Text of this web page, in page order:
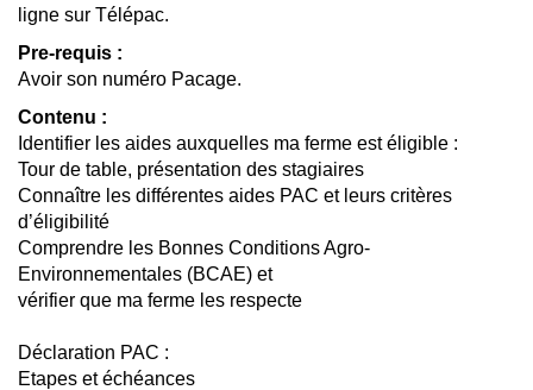
ligne sur Télépac.
Pre-requis :
Avoir son numéro Pacage.
Contenu :
Identifier les aides auxquelles ma ferme est éligible :
Tour de table, présentation des stagiaires
Connaître les différentes aides PAC et leurs critères
d’éligibilité
Comprendre les Bonnes Conditions Agro-
Environnementales (BCAE) et
vérifier que ma ferme les respecte
Déclaration PAC :
Etapes et échéances